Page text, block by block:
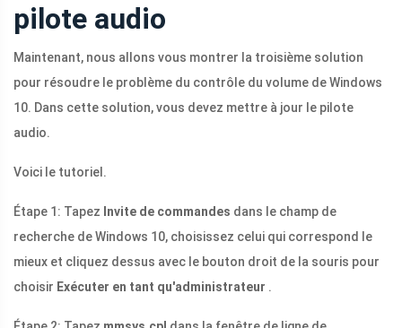
pilote audio
Maintenant, nous allons vous montrer la troisième solution
pour résoudre le problème du contrôle du volume de Windows
10. Dans cette solution, vous devez mettre à jour le pilote
audio.
Voici le tutoriel.
Étape 1: Tapez Invite de commandes dans le champ de
recherche de Windows 10, choisissez celui qui correspond le
mieux et cliquez dessus avec le bouton droit de la souris pour
choisir Exécuter en tant qu'administrateur .